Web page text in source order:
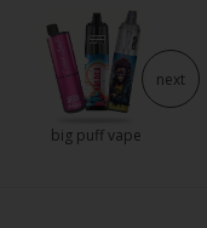
big puff vape
next